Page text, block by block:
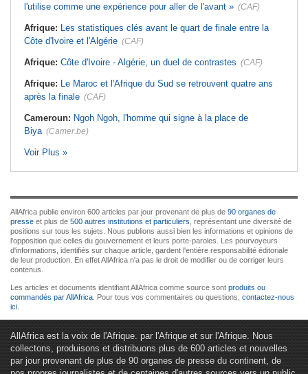
l'utilise comme une expérience pour aller de l'avant » (CAF)
Afrique: Les statistiques clés avant le quart de finale entre la
Côte d'Ivoire et l'Algérie (CAF)
Afrique: Côte d'Ivoire - Algérie, un duel de contrastes (CAF)
Afrique: Le Maroc et l'Afrique du Sud se retrouvent quatre ans
après la finale (CAF)
Cameroun: Ngoh Ngoh, l'homme qui signe à la place de
Biya (Camer.be)
Voir Plus »
AllAfrica publie environ 600 articles par jour provenant de plus de 90 organes de
presse et plus de 500 autres institutions et particuliers , représentant une diversité de
positions sur tous les sujets. Nous publions aussi bien les informations et opinions de
l'opposition que celles du gouvernement et leurs porte-paroles. Les pourvoyeurs
d'informations, identifiés sur chaque article, gardent l'entière responsabilité éditoriale
de leur production. En effet AllAfrica n'a pas le droit de modifier ou de corriger leurs
contenus.
Les articles et documents identifiant AllAfrica comme source sont produits ou
commandés par AllAfrica . Pour tous vos commentaires ou questions, contactez-nous
ici
AllAfrica est la voix de l'Afrique. par l'Afrique et sur l'Afrique. Nous
collectons, produisons et distribuons plus de 600 articles et nouvelles
par jour provenant de plus de 90 organes de presse du continent, de